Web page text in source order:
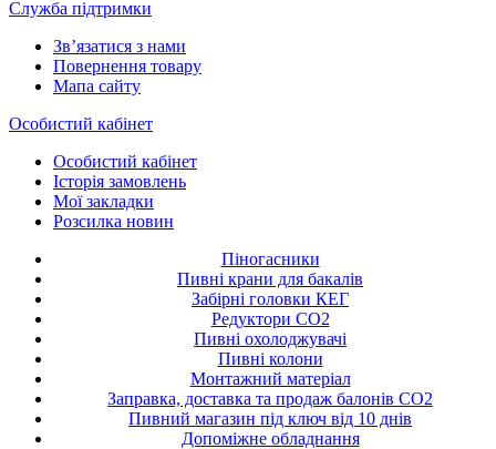
Служба підтримки
Зв’язатися з нами
Повернення товару
Мапа сайту
Особистий кабінет
Особистий кабінет
Історія замовлень
Мої закладки
Розсилка новин
Піногасники
Пивні крани для бакалів
Забірні головки КЕГ
Редуктори СО2
Пивні охолоджувачі
Пивні колони
Монтажний матеріал
Заправка, доставка та продаж балонів CO2
Пивний магазин під ключ від 10 днів
Допоміжне обладнання